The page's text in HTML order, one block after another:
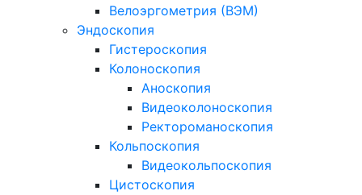
Велоэргометрия (ВЭМ)
Эндоскопия
Гистероскопия
Колоноскопия
Аноскопия
Видеоколоноскопия
Ректороманоскопия
Кольпоскопия
Видеокольпоскопия
Цистоскопия